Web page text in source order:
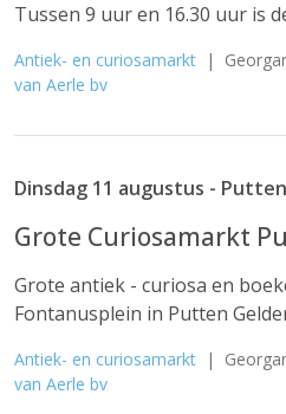
Tussen 9 uur en 16.30 uur is
Antiek- en curiosamarkt |
van Aerle bv
Dinsdag 11 augustus - Putten
Grote Curiosamarkt
Grote antiek - curiosa en
Fontanusplein in Putten
Antiek- en curiosamarkt |
van Aerle bv